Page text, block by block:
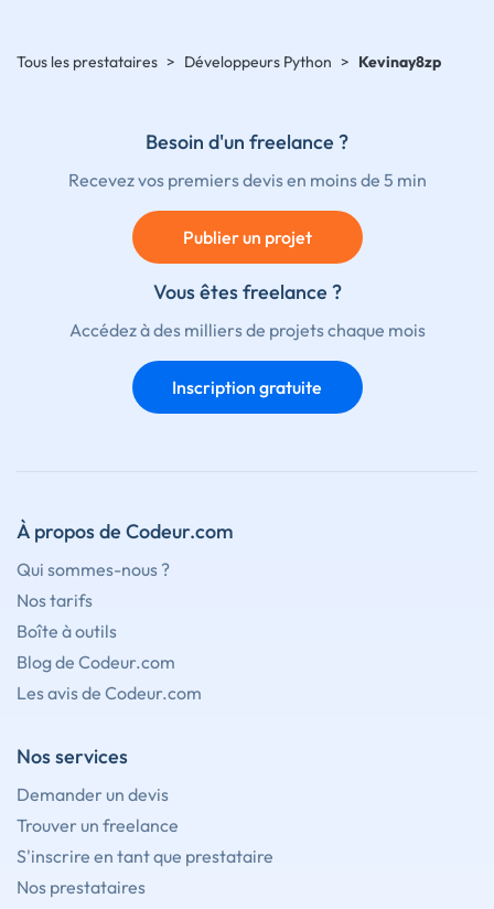
Tous les prestataires > Développeurs Python > Kevinay8zp
Besoin d'un freelance ?
Recevez vos premiers devis en moins de 5 min
Publier un projet
Vous êtes freelance ?
Accédez à des milliers de projets chaque mois
Inscription gratuite
À propos de Codeur.com
Qui sommes-nous ?
Nos tarifs
Boîte à outils
Blog de Codeur.com
Les avis de Codeur.com
Nos services
Demander un devis
Trouver un freelance
S'inscrire en tant que prestataire
Nos prestataires